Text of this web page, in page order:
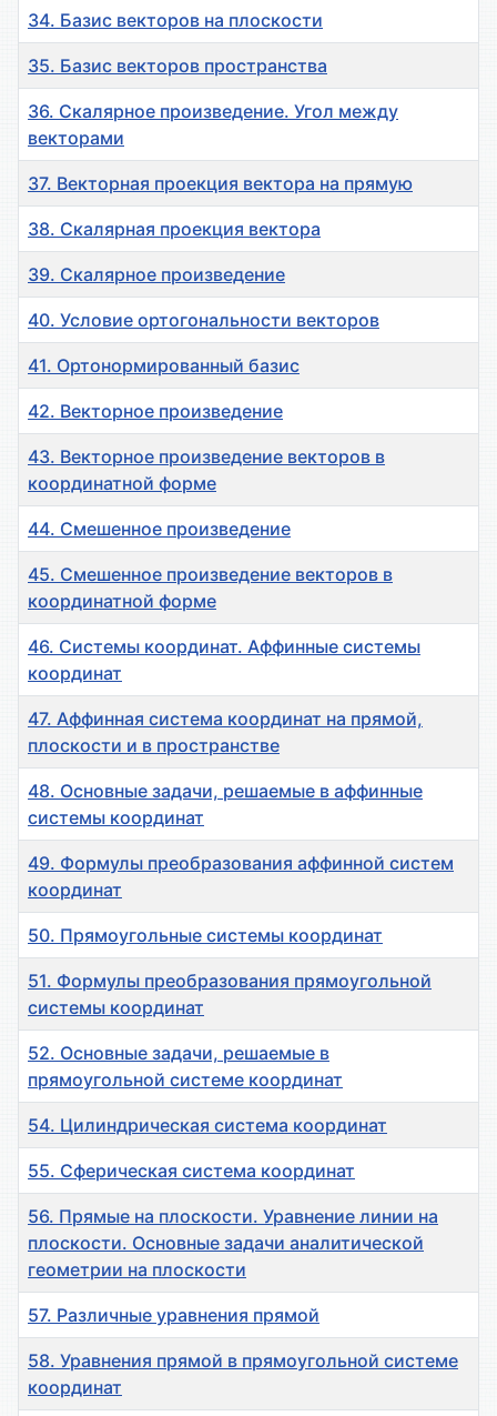
34. Базис векторов на плоскости
35. Базис векторов пространства
36. Скалярное произведение. Угол между
векторами
37. Векторная проекция вектора на прямую
38. Скалярная проекция вектора
39. Скалярное произведение
40. Условие ортогональности векторов
41. Ортонормированный базис
42. Векторное произведение
43. Векторное произведение векторов в
координатной форме
44. Смешенное произведение
45. Смешенное произведение векторов в
координатной форме
46. Системы координат. Аффинные системы
координат
47. Аффинная система координат на прямой,
плоскости и в пространстве
48. Основные задачи, решаемые в аффинные
системы координат
49. Формулы преобразования аффинной систем
координат
50. Прямоугольные системы координат
51. Формулы преобразования прямоугольной
системы координат
52. Основные задачи, решаемые в
прямоугольной системе координат
54. Цилиндрическая система координат
55. Сферическая система координат
56. Прямые на плоскости. Уравнение линии на
плоскости. Основные задачи аналитической
геометрии на плоскости
57. Различные уравнения прямой
58. Уравнения прямой в прямоугольной системе
координат